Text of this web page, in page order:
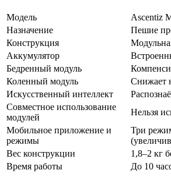
Модель
Ascentiz
Назначение
Пешие
Конструкция
Аккумулятор
Бедренный модуль
Коленный модуль
Снижает
Искусственный интеллект
Совместное использование
модулей
Нельзя
Мобильное приложение и
режимы
Три
Вес конструкции
1,8–2 кг
Время работы
До 10